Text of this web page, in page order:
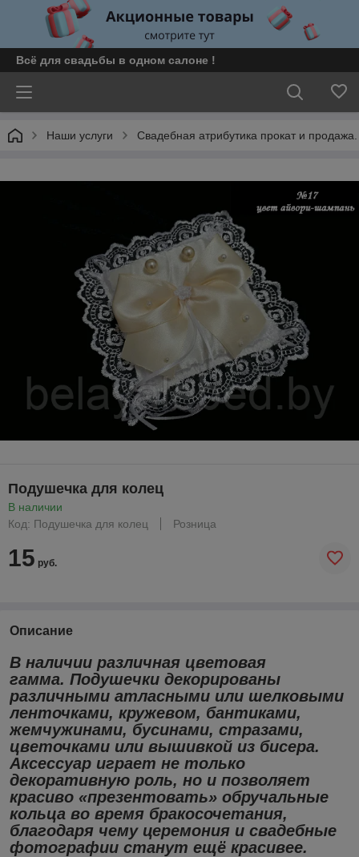
Всё для свадьбы в одном салоне !
Наши услуги Свадебная атрибутика прокат и продажа.
Подушечка для колец
В наличии
Код: Подушечка для колец
Розница
15 руб.
Описание
В наличии различная цветовая
гамма. Подушечки декорированы
различными атласными или шелковыми
ленточками, кружевом, бантиками,
жемчужинами, бусинами, стразами,
цветочками или вышивкой из бисера.
Аксессуар играет не только
декоративную роль, но и позволяет
красиво «презентовать» обручальные
кольца во время бракосочетания,
благодаря чему церемония и свадебные
фотографии станут ещё красивее.